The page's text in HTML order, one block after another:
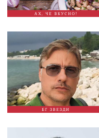
АХ, ЧЕ ВКУСНО!
БГ ЗВЕЗДИ